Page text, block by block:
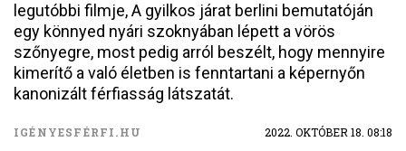
legutóbbi filmje, A gyilkos járat berlini bemutatóján
egy könnyed nyári szoknyában lépett a vörös
szőnyegre, most pedig arról beszélt, hogy mennyire
kimerítő a való életben is fenntartani a képernyőn
kanonizált férfiasság látszatát.
IGÉNYESFÉRFI.HU 2022. OKTÓBER 18. 08:18